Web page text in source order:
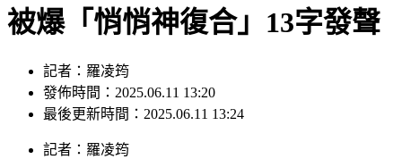
被爆「悄悄神復合」13字發聲
記者：羅凌筠
發佈時間：2025.06.11 13:20
最後更新時間：2025.06.11 13:24
記者 ： 羅凌筠